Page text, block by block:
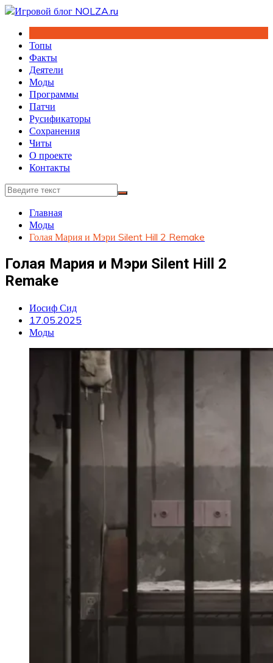
Перейти
содержимому
Топы
Факты
Деятели
Моды
Программы
Патчи
Русификаторы
Сохранения
Читы
О проекте
Контакты
Главная
Моды
Голая Мария и Мэри Silent Hill 2 Remake
Голая Мария и Мэри Silent Hill 2
Remake
Иосиф Сид
17.05.2025
Моды